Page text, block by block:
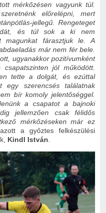
mérkőzésen vagyunk túl.
előrelépni, mert
jellegű. Rengeteget
és túl sok a ki nem
magunkat fárasztjuk le. A
már nem fér bele.
ugyanakkor pozitívumként
jól működött.
tette a dolgát, és ezúttal
egy szerencsés találatnak
bír komoly jelentőséggel.
a csapatot a bajnoki
jellemzően csak félidős
mérkőzéseken már ez
a győztes felkészülési
Kindl István.